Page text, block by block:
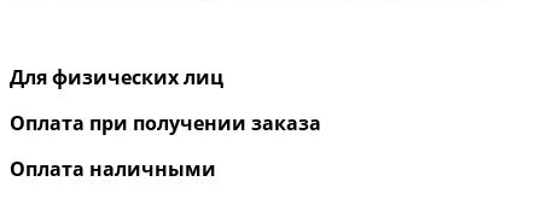
Для физических лиц
Оплата при получении заказа
Оплата наличными